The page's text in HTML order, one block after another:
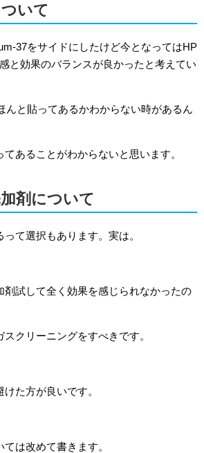
いて
37をサイドにしたけど今となってはHP
と効果のバランスが良かったと考えてい
んと貼ってあるかわからない時があるん
あることがわからないと思います。
剤について
て選択もあります。実は。
剤試して全く効果を感じられなかったの
クリーニングをすべきです。
た方が良いです。
は改めて書きます。